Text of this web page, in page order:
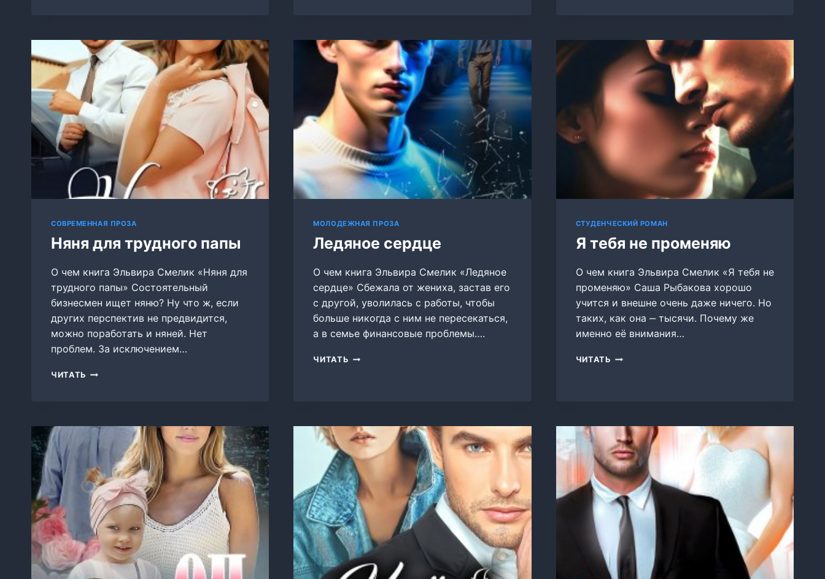
СОВРЕМЕННАЯ ПРОЗА
Няня для трудного папы
О чем книга Эльвира Смелик «Няня для
трудного папы» Состоятельный
бизнесмен ищет няню? Ну что ж, если
других перспектив не предвидится,
можно поработать и няней. Нет
проблем. За исключением…
ЧИТАТЬ НЯНЯ
МОЛОДЕЖНАЯ ПРОЗА
Ледяное сердце
О чем книга Эльвира Смелик «Ледяное
сердце» Сбежала от жениха, застав его
с другой, уволилась с работы, чтобы
больше никогда с ним не пересекаться,
а в семье финансовые проблемы….
ЧИТАТЬ ЛЕДЯНОЕ
СТУДЕНЧЕСКИЙ РОМАН
Я тебя не променяю
О чем книга Эльвира Смелик «Я тебя не
променяю» Саша Рыбакова хорошо
учится и внешне очень даже ничего. Но
таких, как она ‒ тысячи. Почему же
именно её внимания…
ЧИТАТЬ Я